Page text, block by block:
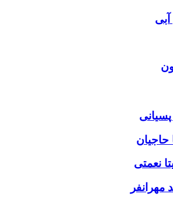
پسیانی
حاجیان
نعمتی
مهرانفر